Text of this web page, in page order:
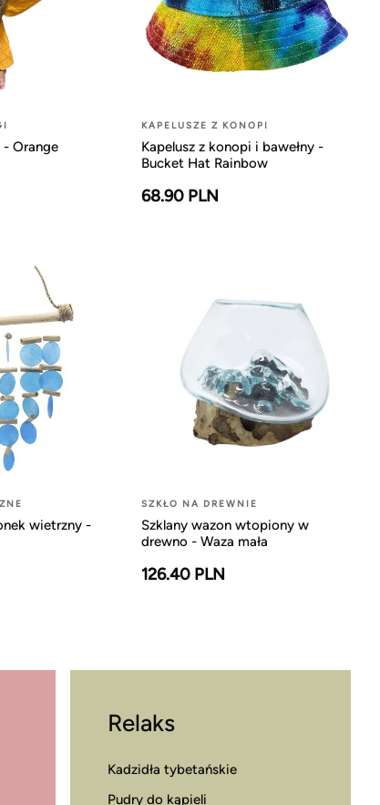
Orange
KAPELUSZE Z KONOPI
Kapelusz z konopi i bawełny -
Bucket Hat Rainbow
68.90 PLN
wietrzny -
SZKŁO NA DREWNIE
Szklany wazon wtopiony w
drewno - Waza mała
126.40 PLN
Relaks
Kadzidła tybetańskie
Pudry do kąpieli